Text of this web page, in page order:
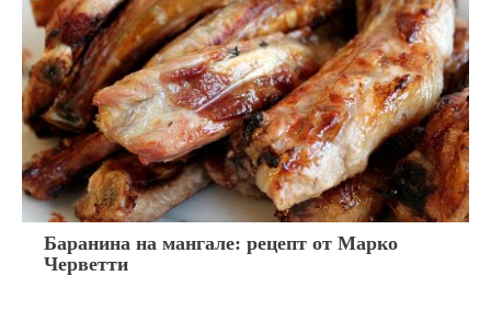
Баранина на мангале: рецепт от Марко
Черветти